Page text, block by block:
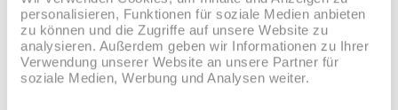
personalisieren, Funktionen für soziale Medien anbieten
zu können und die Zugriffe auf unsere Website zu
analysieren. Außerdem geben wir Informationen zu Ihrer
Verwendung unserer Website an unsere Partner für
soziale Medien, Werbung und Analysen weiter.